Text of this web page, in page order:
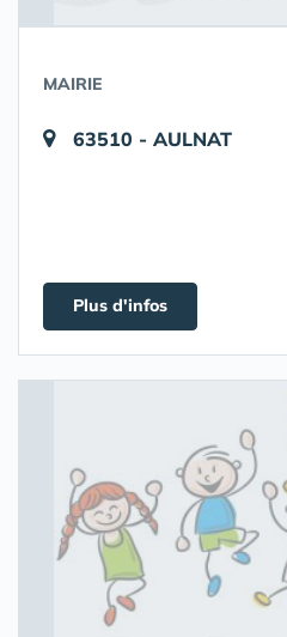
MAIRIE
63510 - AULNAT
Plus d'infos